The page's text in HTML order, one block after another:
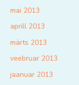
mai 2013
aprill 2013
märts 2013
veebruar 2013
jaanuar 2013